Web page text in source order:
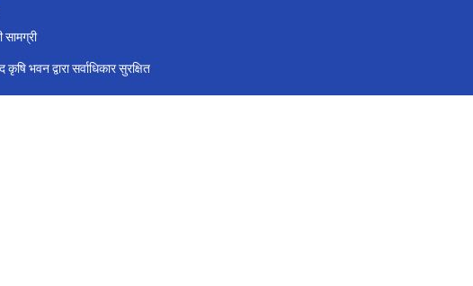
भवन द्वारा सर्वाधिकार सुरक्षित